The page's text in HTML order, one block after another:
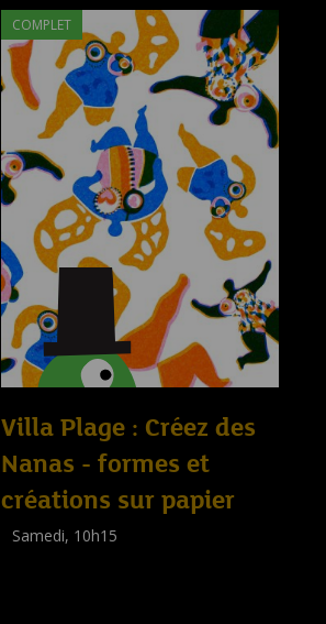
COMPLET
Villa Plage : Créez des
Nanas - formes et
créations sur papier
Samedi, 10h15